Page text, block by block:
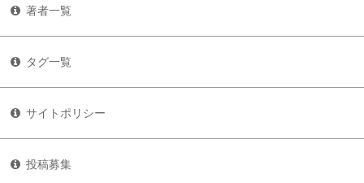
著者一覧
タグ一覧
サイトポリシー
投稿募集